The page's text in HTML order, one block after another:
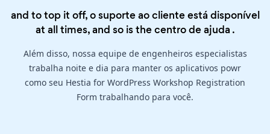
and to top it off, o suporte ao cliente está disponível
at all times, and so is thecentro de ajuda .
Além disso, nossa equipe de engenheiros especialistas
trabalha noite e dia para manter os aplicativos powr
como seu Hestia for WordPress Workshop Registration
Form trabalhando para você.